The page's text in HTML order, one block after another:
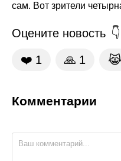
сам. Вот зрители
Оцените новость
❤️ 1 🙏 1 😹
Комментарии